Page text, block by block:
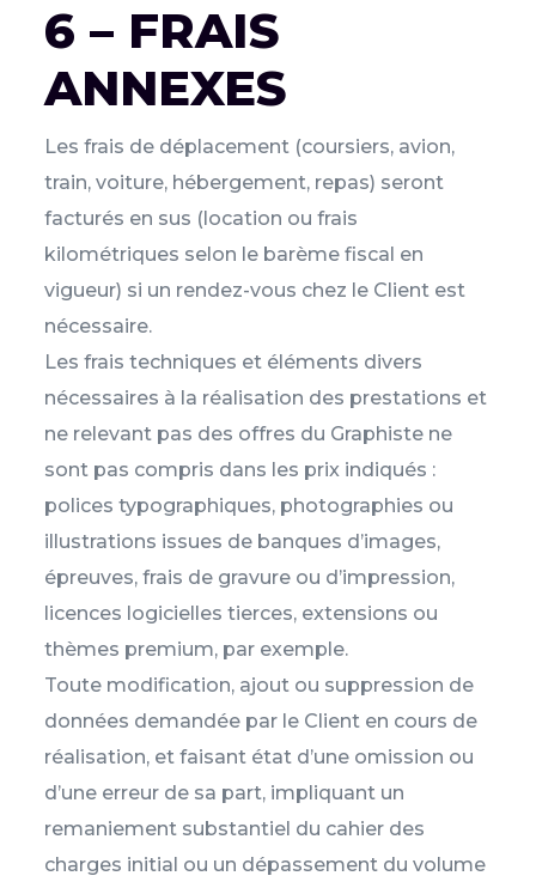
6 – FRAIS
ANNEXES
Les frais de déplacement (coursiers, avion,
train, voiture, hébergement, repas) seront
facturés en sus (location ou frais
kilométriques selon le barème fiscal en
vigueur) si un rendez-vous chez le Client est
nécessaire.
Les frais techniques et éléments divers
nécessaires à la réalisation des prestations et
ne relevant pas des offres du Graphiste ne
sont pas compris dans les prix indiqués :
polices typographiques, photographies ou
illustrations issues de banques d’images,
épreuves, frais de gravure ou d’impression,
licences logicielles tierces, extensions ou
thèmes premium, par exemple.
Toute modification, ajout ou suppression de
données demandée par le Client en cours de
réalisation, et faisant état d’une omission ou
d’une erreur de sa part, impliquant un
remaniement substantiel du cahier des
charges initial ou un dépassement du volume